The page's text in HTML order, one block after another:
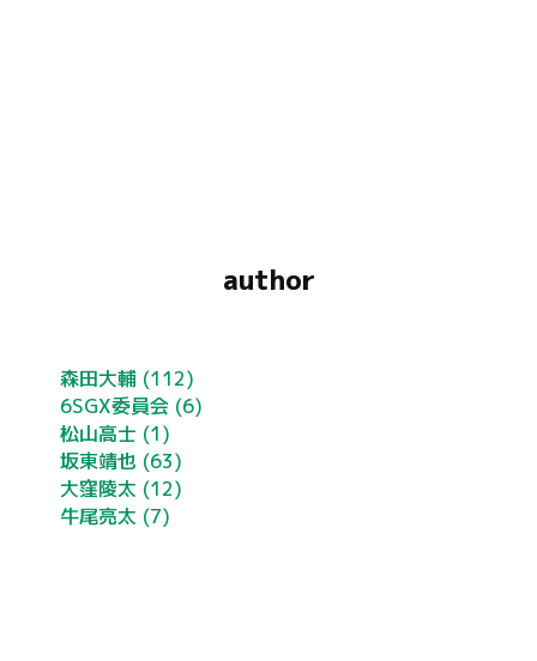
author
森田大輔 (112)
6SGX委員会 (6)
松山高士 (1)
坂東靖也 (63)
大窪陵太 (12)
牛尾亮太 (7)